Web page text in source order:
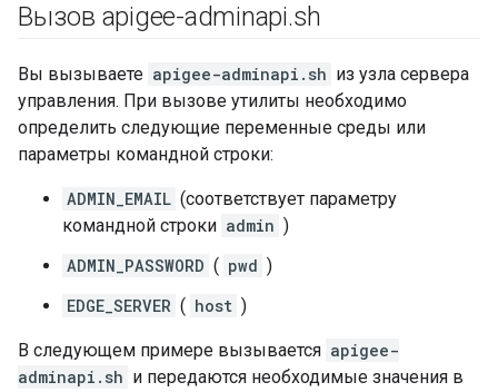
Вызов apigee-adminapi.sh
Вы вызываете apigee-adminapi.sh из узла сервера
управления. При вызове утилиты необходимо
определить следующие переменные среды или
параметры командной строки:
ADMIN_EMAIL (соответствует параметру
командной строки admin )
ADMIN_PASSWORD ( pwd )
EDGE_SERVER ( host )
В следующем примере вызывается apigee-
adminapi.sh и передаются необходимые значения в